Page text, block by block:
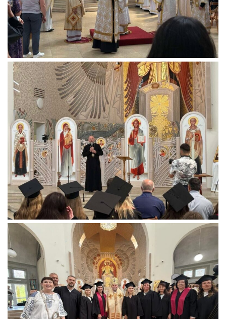
Введення у храм Пресвятої Богородиці (с. Дашківка)
Вознесіння ГНІХ (с. Витівка)
Вознесіння Господнього (м. Кобеляки)
Пророка Іллі (смт. Білики)
Різдва Пресвятої Богородиці (с. Вільховатка)
Св. Апостола Андрія Первозванного (с. Засулля)
Св. Миколая (с. Деменки)
Успіння Пресвятої Богородиці (м. Кременчук)
Успіння Пресвятої Богородиці (м. Лубни)
Парохії Сумської області
Введення в храм Богородиці (м. Суми)
Матері Божої Неустанної Помочі (м. Охтирка)
Монастирі
Свято-Покровський монастир оо Василіян
Свято-Івано-Павлівський монастир сестер Згромадження
Св. Йосифа ОПДМ
Монастир сестер милосердя Св. Вінкентія. Дім Милосердя
Монастир Успення Пресвятої Богородиці Сестер Чину
Святого Василія Великого
Комісії